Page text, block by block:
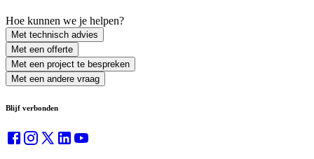
Hoe kunnen we je helpen?
Met technisch advies
Met een offerte
Met een project te bespreken
Met een andere vraag
Blijf verbonden